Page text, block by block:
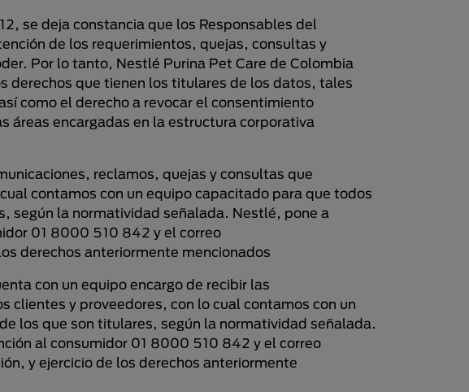
se deja constancia que los Responsables del
de los requerimientos, quejas, consultas y
Por lo tanto, Nestlé Purina Pet Care de Colombia
derechos que tienen los titulares de los datos, tales
como el derecho a revocar el consentimiento
áreas encargadas en la estructura corporativa
reclamos, quejas y consultas que
contamos con un equipo capacitado para que todos
según la normatividad señalada. Nestlé, pone a
01 8000 510 842 y el correo
derechos anteriormente mencionados
con un equipo encargo de recibir las
clientes y proveedores, con lo cual contamos con un
los que son titulares, según la normatividad señalada.
al consumidor 01 8000 510 842 y el correo
y ejercicio de los derechos anteriormente